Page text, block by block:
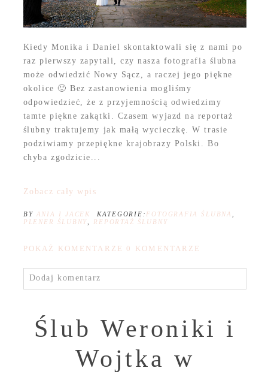
Kiedy Monika i Daniel skontaktowali się z nami po
raz pierwszy zapytali, czy nasza fotografia ślubna
może odwiedzić Nowy Sącz, a raczej jego piękne
okolice 🙂 Bez zastanowienia mogliśmy
odpowiedzieć, że z przyjemnością odwiedzimy
tamte piękne zakątki. Czasem wyjazd na reportaż
ślubny traktujemy jak małą wycieczkę. W trasie
podziwiamy przepiękne krajobrazy Polski. Bo
chyba zgodzicie...
Zobacz cały wpis
BY ANIA I JACEK KATEGORIE: FOTOGRAFIA ŚLUBNA
PLENER ŚLUBNY
REPORTAŻ ŚLUBNY
POKAŻ KOMENTARZE 0 KOMENTARZE
Dodaj komentarz
Ślub Weroniki i
Wojtka w